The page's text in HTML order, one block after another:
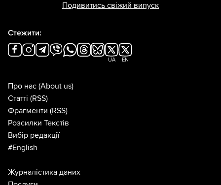
Подивитись свіжий випуск
Стежити:
UA EN
Про нас (About us)
Статті (RSS)
Фрагменти (RSS)
Розсилки Текстів
Вибір редакції
#English
Журналістика даних